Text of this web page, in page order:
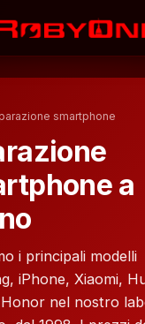
smartphone
a
i principali modelli
iPhone, Xiaomi,
nel nostro